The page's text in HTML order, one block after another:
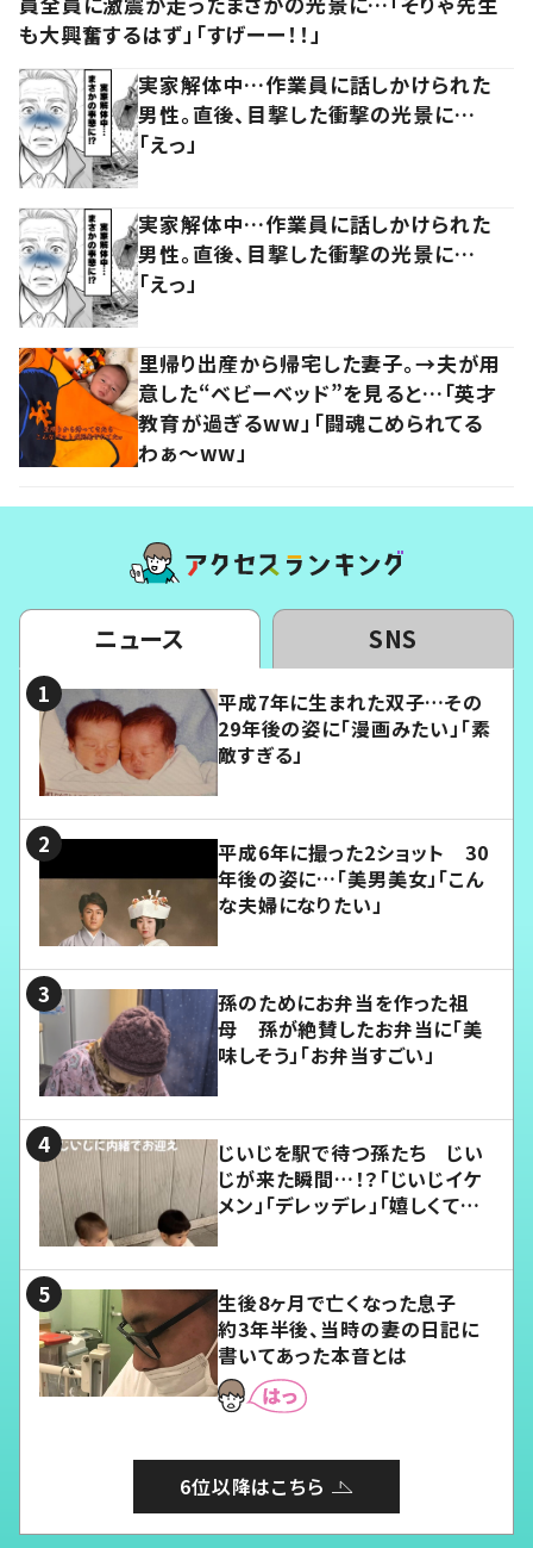
も大興奮するはず」「すげーー！！」
実家解体中…作業員に話しかけられた
男性。直後、目撃した衝撃の光景に…
「えっ」
実家解体中…作業員に話しかけられた
男性。直後、目撃した衝撃の光景に…
「えっ」
里帰り出産から帰宅した妻子。→夫が用
意した“ベビーベッド”を見ると…「英才
教育が過ぎるww」「闘魂こめられてる
わぁ～ww」
ニュース SNS
平成7年に生まれた双子…その
29年後の姿に「漫画みたい」「素
敵すぎる」
平成6年に撮った2ショット 30
年後の姿に…「美男美女」「こん
な夫婦になりたい」
孫のためにお弁当を作った祖
母 孫が絶賛したお弁当に「美
味しそう」「お弁当すごい」
じいじを駅で待つ孫たち じい
じが来た瞬間…！？「じいじイケ
メン」「デレッデレ」「嬉しくて可
生後8ヶ月で亡くなった息子
約3年半後、当時の妻の日記に
書いてあった本音とは
6位以降はこちら